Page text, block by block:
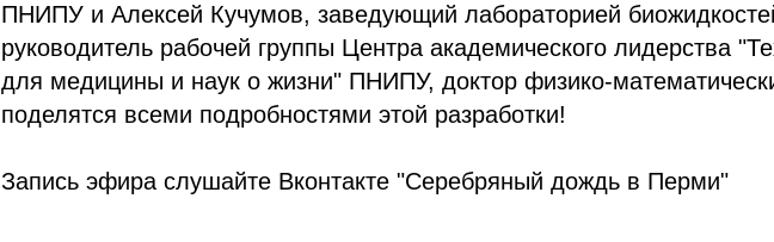
ПНИПУ и Алексей Кучумов, заведующий лабораторией
руководитель рабочей группы Центра академического лидерства
для медицины и наук о жизни" ПНИПУ, доктор физико-
поделятся всеми подробностями этой разработки!
Запись эфира слушайте Вконтакте "Серебряный дождь в Перми"